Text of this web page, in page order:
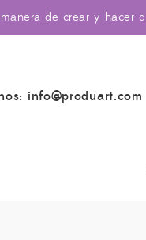
de crear y hacer
info@produart.com